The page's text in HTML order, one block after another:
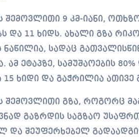
შემოვლითი 9 კმ-იანი,
და 11 ხიდს. ახალი გზა
ნაწილია, სადაც
ამ ეტაპზე, სამუშაოების
15 ხიდი და გაჭრილია ათივე
შემოვლითი გზა, როგორც
გაზრდის საგზაო
და შეუფერხებელ